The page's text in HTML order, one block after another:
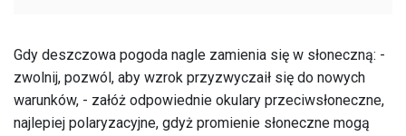
Gdy deszczowa pogoda nagle zamienia się w słoneczną: -
zwolnij, pozwól, aby wzrok przyzwyczaił się do nowych
warunków, - załóż odpowiednie okulary przeciwsłoneczne,
najlepiej polaryzacyjne, gdyż promienie słoneczne mogą